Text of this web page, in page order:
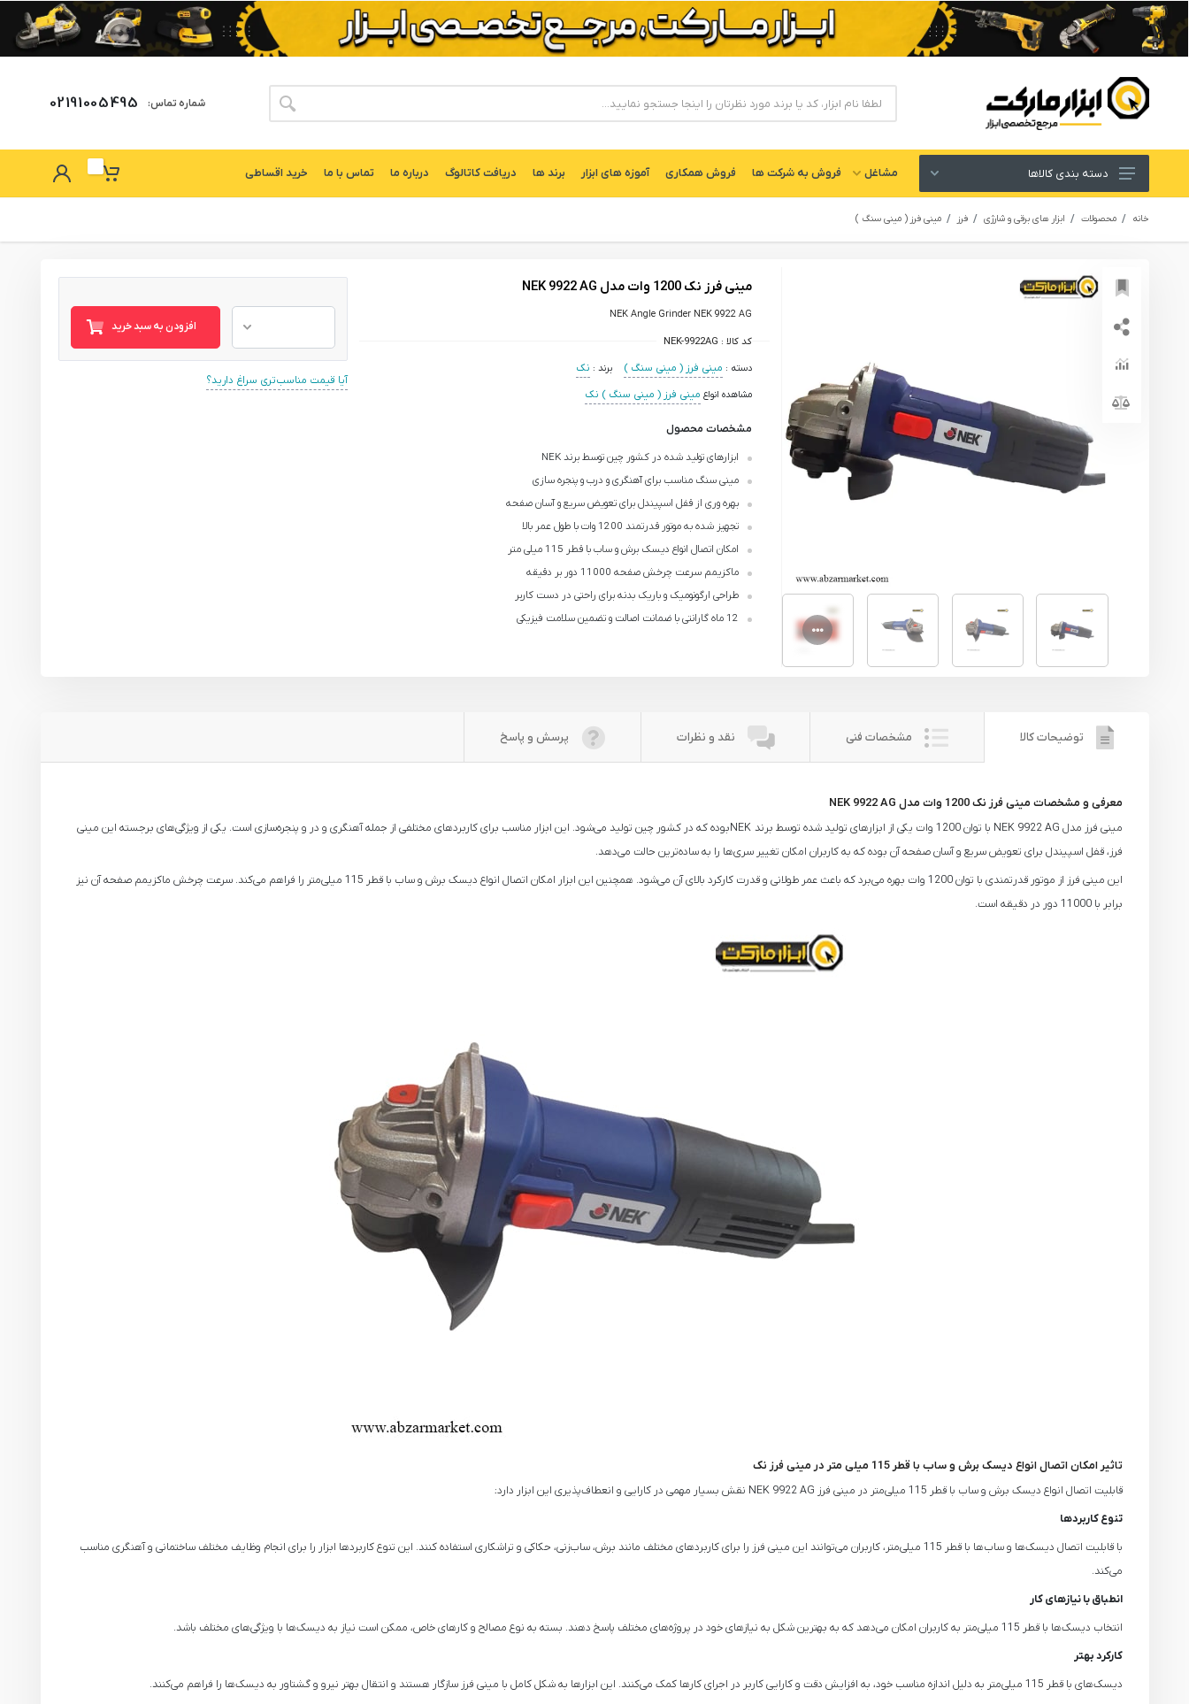
شماره تماس: 02191005495
ابزار های برقی و شارژی
لوازم جانبی ابزار
ابزار های دستی و عمومی
ابزار های بادی یا پنوماتیک
ابزار دقیق و اندازه گیری
یراق آلات
تجهیزات ایمنی
قطعات یدکی ابزارآلات
دسته بندی کالاها مشاغل فروش به شركت ها فروش همکاری آموزه های ابزار برند ها دریافت کاتالوگ درباره ما تماس با ما خرید اقساطی
خانه محصولات ابزار های برقی و شارژی فرز مینی فرز ( مینی سنگ )
مینی فرز نک 1200 وات مدل NEK 9922 AG
NEK Angle Grinder NEK 9922 AG
کد کالا : NEK-9922AG
دسته : مینی فرز ( مینی سنگ ) برند : نک
مشاهده انواع مینی فرز ( مینی سنگ ) نک
مشخصات محصول
ابزارهای تولید شده در کشور چین توسط برند NEK
مینی سنگ مناسب برای آهنگری و درب و پنجره سازی
بهره وری از قفل اسپیندل برای تعویض سریع و آسان صفحه
تجهیز شده به موتور قدرتمند 1200 وات با طول عمر بالا
امکان اتصال انواع دیسک برش و ساب با قطر 115 میلی متر
ماکزیمم سرعت چرخش صفحه 11000 دور بر دقیقه
طراحی ارگونومیک و باریک بدنه برای راحتی در دست کاربر
12 ماه گارانتی با ضمانت اصالت و تضمین سلامت فیزیکی
افزودن به سبد خرید
آیا قیمت مناسب‌تری سراغ دارید؟
توضیحات کالا مشخصات فنی نقد و نظرات پرسش و پاسخ
معرفی و مشخصات مینی فرز نک 1200 وات مدل NEK 9922 AG
مینی فرز مدل NEK 9922 AG با توان 1200 وات یکی از ابزارهای تولید شده توسط برند NEKبوده که در کشور چین تولید می‌شود. این ابزار مناسب برای کاربردهای مختلفی از جمله آهنگری و در و پنجره‌سازی است. یکی از ویژگی‌های برجسته این مینی
فرز، قفل اسپیندل برای تعویض سریع و آسان صفحه آن بوده که به کاربران امکان تغییر سری‌ها را به ساده‌ترین حالت می‌دهد.
این مینی فرز از موتور قدرتمندی با توان 1200 وات بهره می‌برد که باعث عمر طولانی و قدرت کارکرد بالای آن می‌شود. همچنین این ابزار امکان اتصال انواع دیسک برش و ساب با قطر 115 میلی‌متر را فراهم می‌کند. سرعت چرخش ماکزیمم صفحه آن نیز
برابر با 11000 دور در دقیقه است.
تاثیر امکان اتصال انواع دیسک برش و ساب با قطر 115 میلی متر در مینی فرز نک
قابلیت اتصال انواع دیسک برش و ساب با قطر 115 میلی‌متر در مینی فرز NEK 9922 AG نقش بسیار مهمی در کارایی و انعطاف‌پذیری این ابزار دارد:
تنوع کاربردها
با قابلیت اتصال دیسک‌ها و ساب‌ها با قطر 115 میلی‌متر، کاربران می‌توانند این مینی فرز را برای کاربردهای مختلف مانند برش، ساب‌زنی، حکاکی و تراشکاری استفاده کنند. این تنوع کاربردها ابزار را برای انجام وظایف مختلف ساختمانی و آهنگری مناسب
می‌کند.
انطباق با نیازهای کار
انتخاب دیسک‌ها با قطر 115 میلی‌متر به کاربران امکان می‌دهد که به بهترین شکل به نیازهای خود در پروژه‌های مختلف پاسخ دهند. بسته به نوع مصالح و کارهای خاص، ممکن است نیاز به دیسک‌ها با ویژگی‌های مختلف باشد.
کارکرد بهتر
دیسک‌های با قطر 115 میلی‌متر به دلیل اندازه مناسب خود، به افزایش دقت و کارایی کاربر در اجرای کارها کمک می‌کنند. این ابزارها به شکل کامل با مینی فرز سازگار هستند و انتقال بهتر نیرو و گشتاور به دیسک‌ها را فراهم می‌کنند.